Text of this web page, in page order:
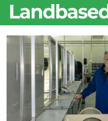
Tag:
noap